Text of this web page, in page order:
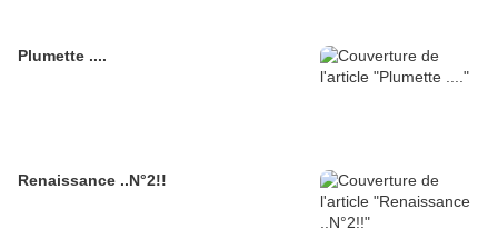
Plumette ....
Renaissance ..N°2!!